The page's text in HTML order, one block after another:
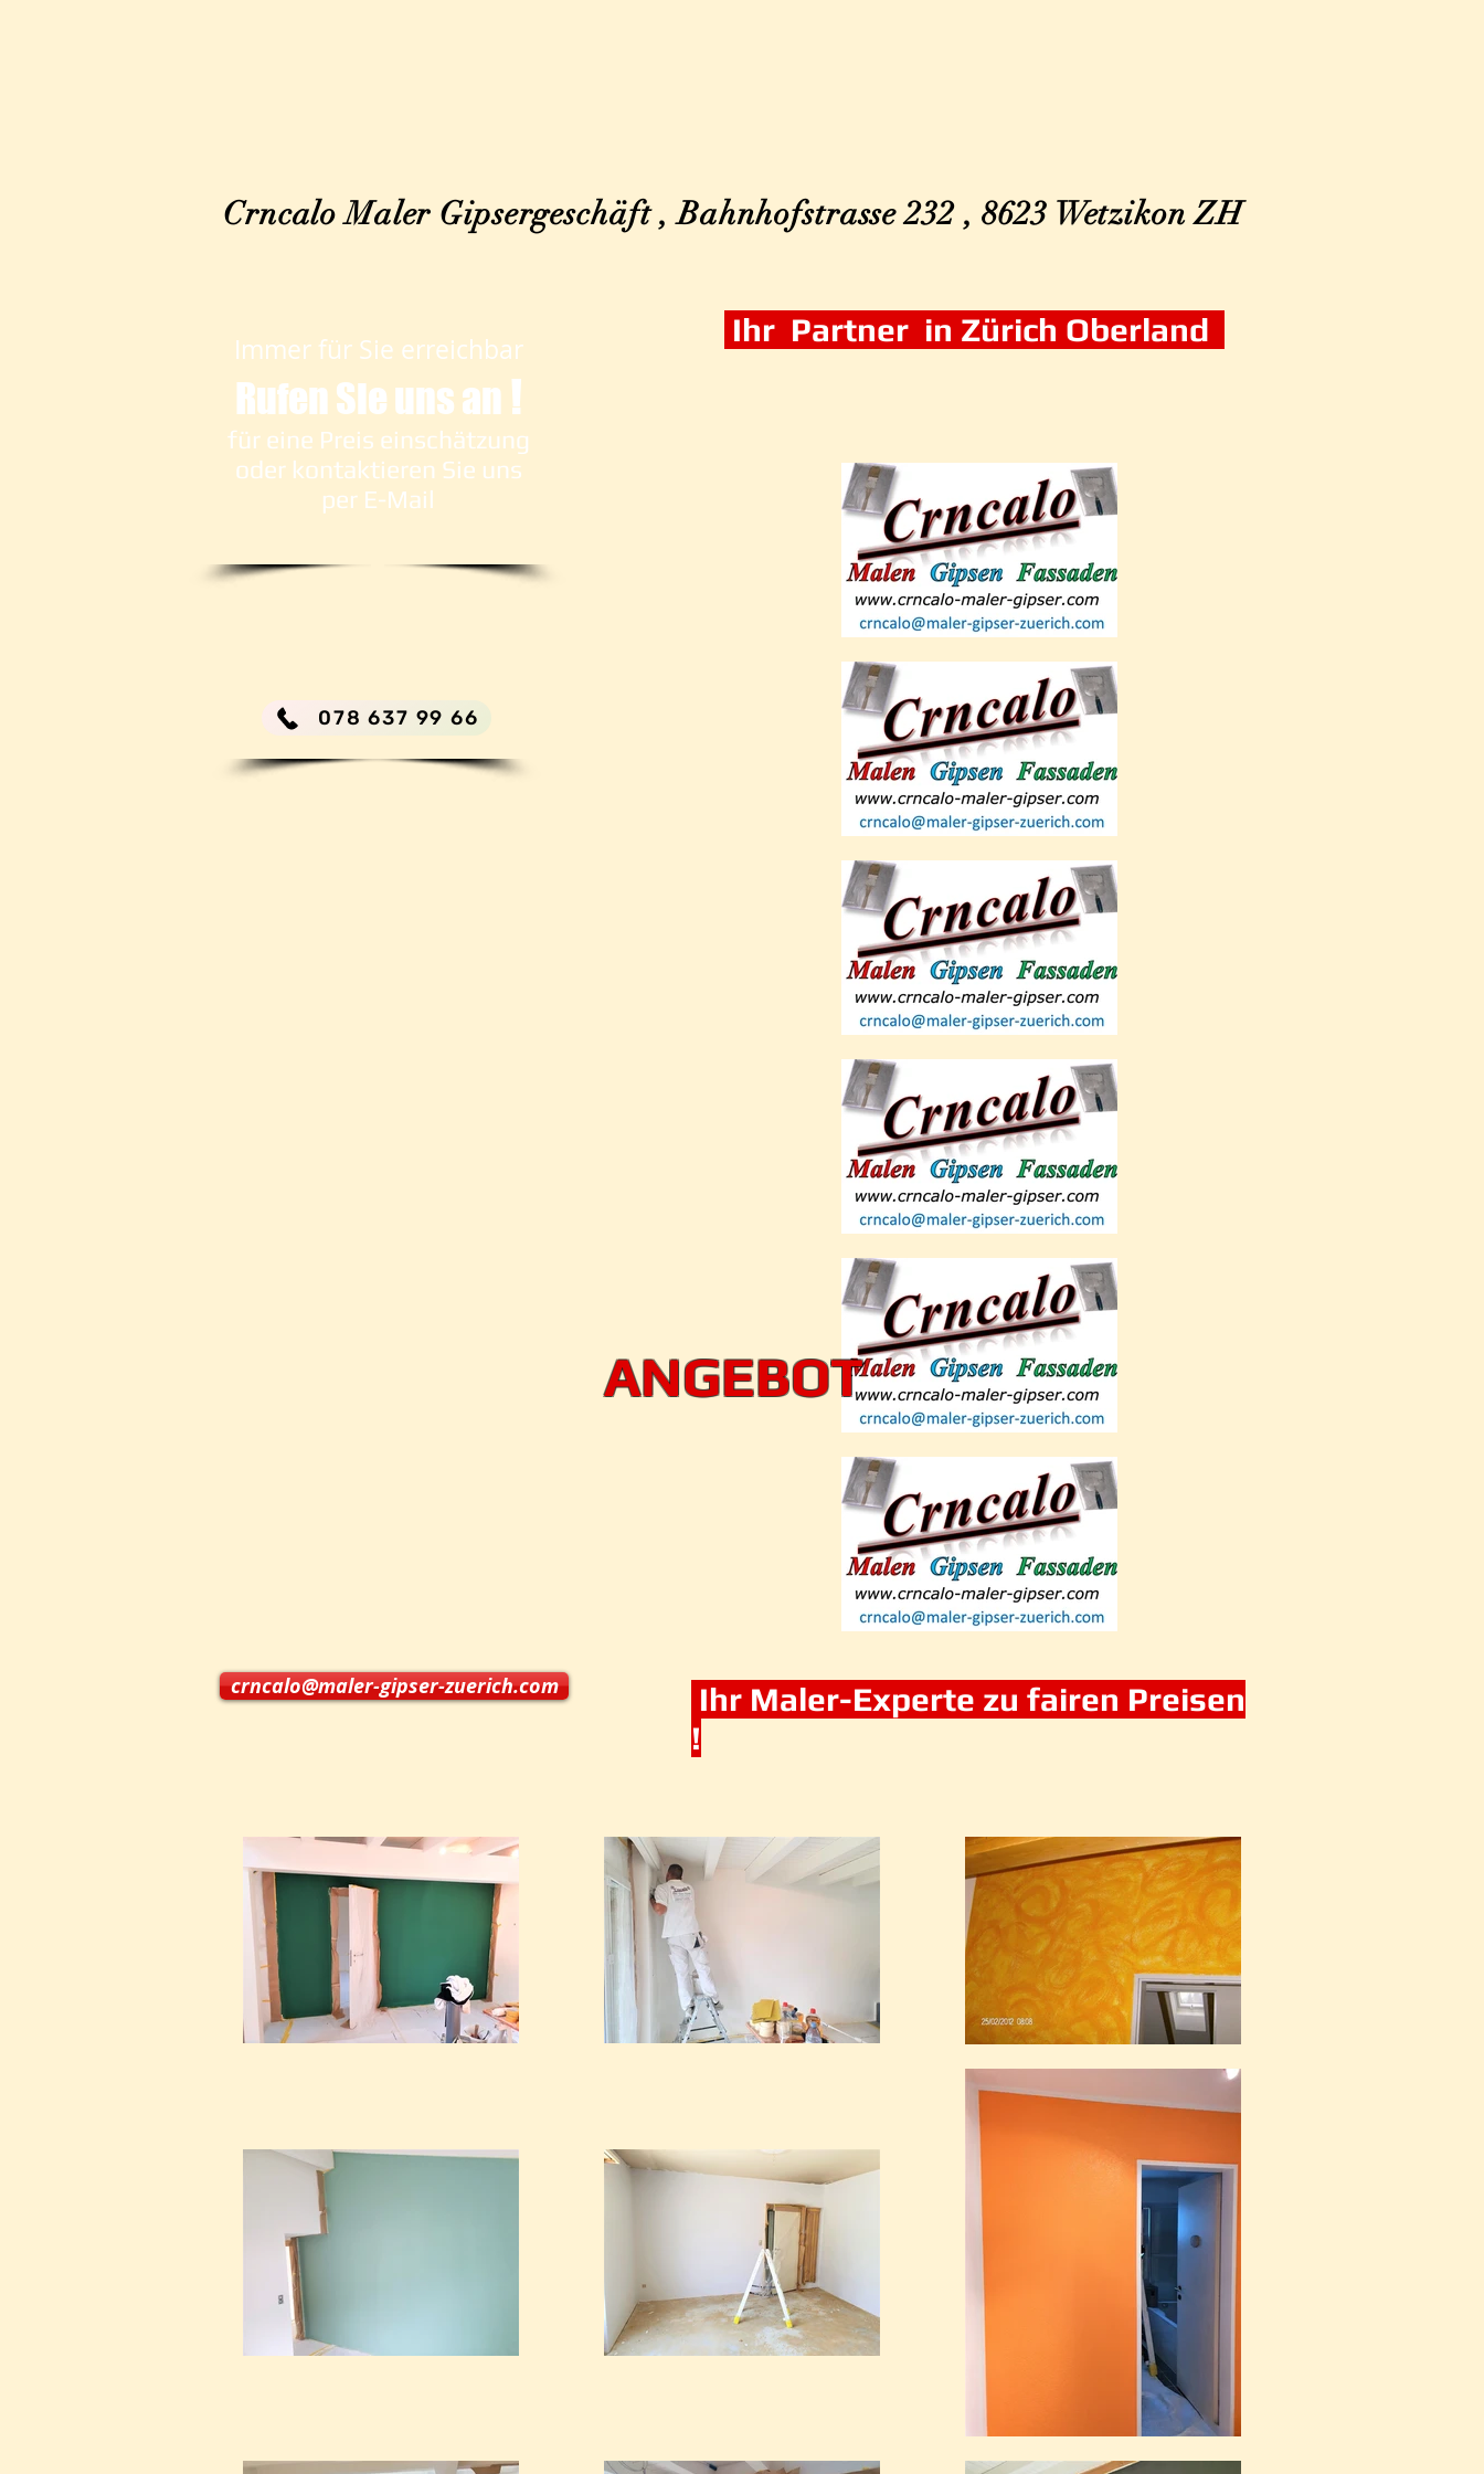
Crncalo Maler Gipsergeschäft , Bahnhofstrasse 232 , 8623 Wetzikon ZH
Immer für Sie erreichbar
Rufen Sie uns an !
für eine Preis einschätzung
oder kontaktieren Sie uns
per E-Mail
078 637 99 66
crncalo@maler-gipser-zuerich.com
Ihr Partner in Zürich Oberland
Ihr Maler-Experte zu fairen Preisen
!
ANGEBOT